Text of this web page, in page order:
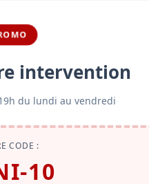
intervention
du lundi au vendredi
CODE :
10